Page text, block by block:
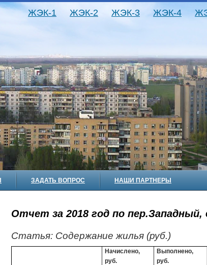
ЖЭК-1 ЖЭК-2 ЖЭК-3 ЖЭК-4
ЗАДАТЬ ВОПРОС НАШИ ПАРТНЕРЫ
Отчет за 2018 год по пер.Западный,
Статья: Содержание жилья (руб.)
Начислено,
руб.
Выполнено,
руб.